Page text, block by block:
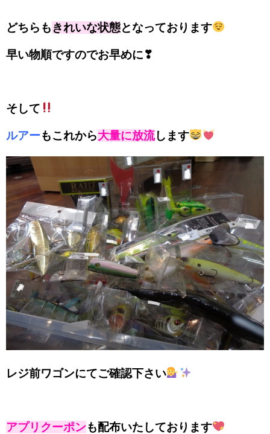
どちらも きれいな状態となっております
早い物順ですのでお早めに❣
そして
ルアーもこれから大量に放流します
レジ前ワゴンにてご確認下さい
アプリクーポンも配布いたしております